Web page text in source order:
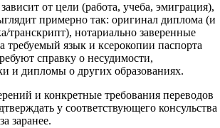
от цели (работа, учеба, эмиграция),
примерно так: оригинал диплома (и
транскрипт), нотариально заверенные
требуемый язык и ксерокопии паспорта
справку о несудимости,
и дипломы о других образованиях.
и конкретные требования переводов
у соответствующего консульства
заранее.